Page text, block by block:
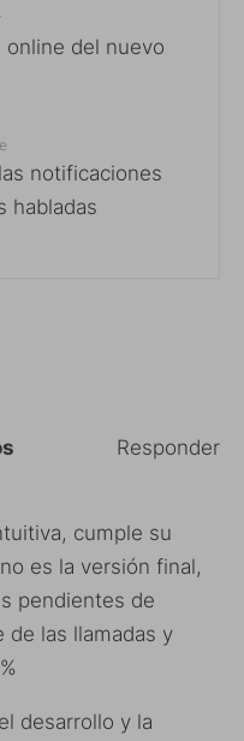
online del nuevo
notificaciones
habladas
cumple su
es la versión final,
pendientes de
de las llamadas y
desarrollo y la
Responder